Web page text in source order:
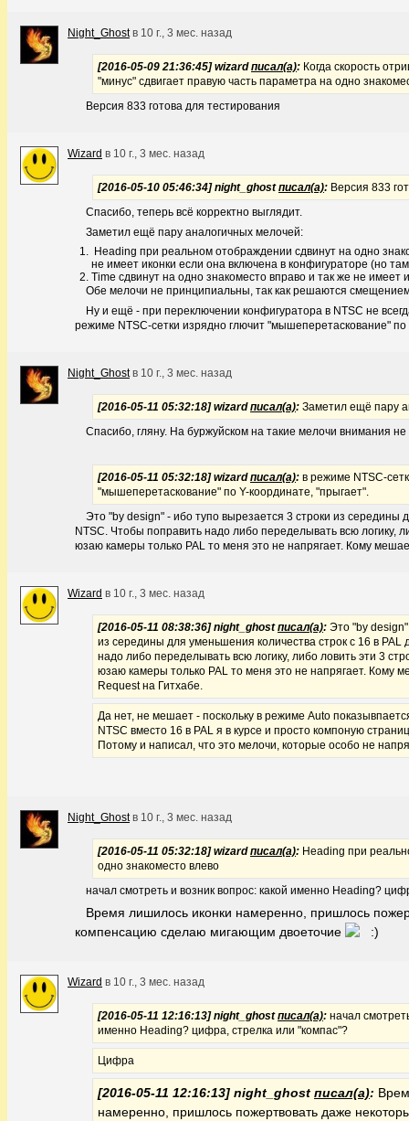
Night_Ghostв 10 г., 3 мес. назад
[2016-05-09 21:36:45] wizardписал(а): Когда скорость
"минус" сдвигает правую часть параметра на одно
Версия 833 готова для тестирования
Wizard в 10 г., 3 мес. назад
[2016-05-10 05:46:34] night_ghostписал(а): Версия 833
Спасибо, теперь всё корректно выглядит.
Заметил ещё пару аналогичных мелочей:
Heading при реальном отображдении сдвинут на одно
не имеет иконки если она включена в конфигураторе (но
Time сдвинут на одно знакоместо вправо и так же не
Обе мелочи не принципиальны, так как решаются
Ну и ещё - при переключении конфигуратора в NTSC не
режиме NTSC-сетки изрядно глючит "мышеперетаскование" по
Night_Ghostв 10 г., 3 мес. назад
[2016-05-11 05:32:18] wizardписал(а): Заметил ещё пару
Спасибо, гляну. На буржуйском на такие мелочи внимания
[2016-05-11 05:32:18] wizardписал(а): в режиме NTSC-
"мышеперетаскование" по Y-координате, "прыгает".
Это "by design" - ибо тупо вырезается 3 строки из середины
NTSC. Чтобы поправить надо либо переделывать всю логику,
юзаю камеры только PAL то меня это не напрягает. Кому
Wizard в 10 г., 3 мес. назад
[2016-05-11 08:38:36] night_ghostписал(а): Это "by
из середины для уменьшения количества строк с 16 в PAL
надо либо переделывать всю логику, либо ловить эти 3
юзаю камеры только PAL то меня это не напрягает. Кому
Request на Гитхабе.
Да нет, не мешает - поскольку в режиме Auto
NTSC вместо 16 в PAL я в курсе и просто компоную
Потому и написал, что это мелочи, которые особо не
Night_Ghostв 10 г., 3 мес. назад
[2016-05-11 05:32:18] wizardписал(а): Heading при
одно знакоместо влево
начал смотреть и возник вопрос: какой именно Heading?
Время лишилось иконки намеренно, пришлось
компенсацию сделаю мигающим двоеточие
Wizard в 10 г., 3 мес. назад
[2016-05-11 12:16:13] night_ghostписал(а): начал
именно Heading? цифра, стрелка или "компас"?
Цифра
[2016-05-11 12:16:13] night_ghost писал(а):
намеренно, пришлось пожертвовать даже